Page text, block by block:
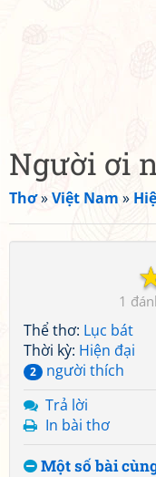
Người ơi
Thơ»Việt Nam »
1
Thể thơ: Lục bát
Thời kỳ: Hiện đại
2
người thích
Trả lời
In bài thơ
Một số bài